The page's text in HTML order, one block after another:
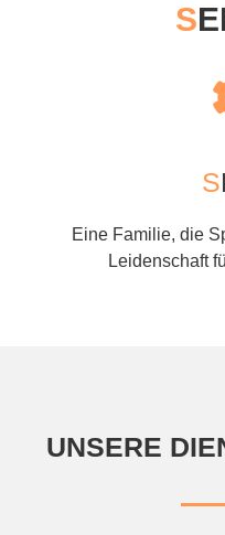
S
S
Eine Familie, die
Leidenschaft
UNSERE